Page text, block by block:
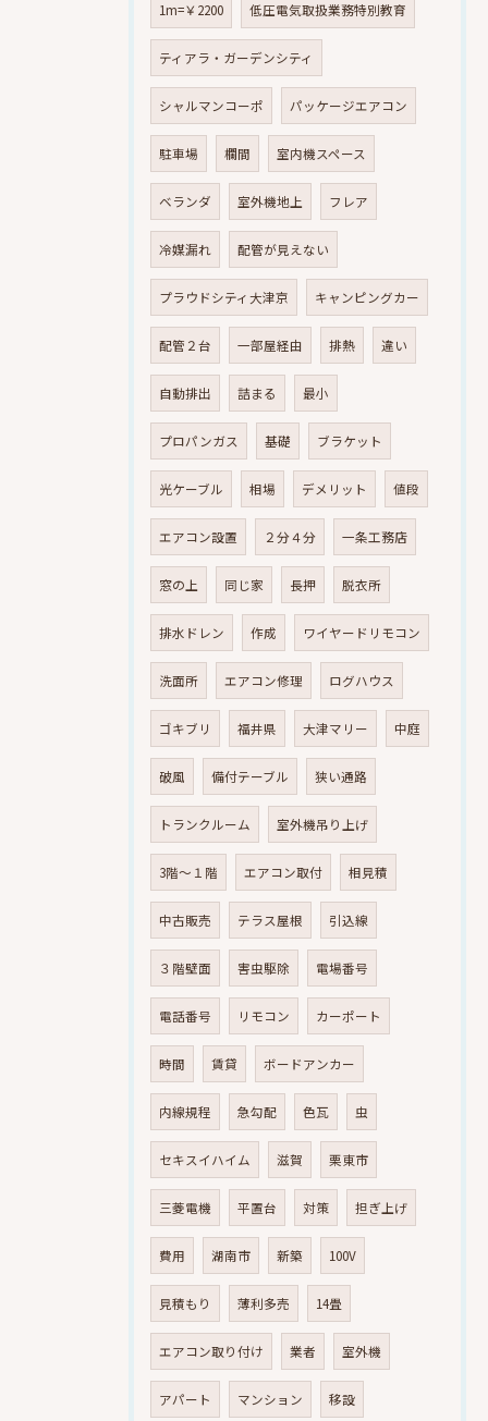
1m=￥2200 低圧電気取扱業務特別教育
ティアラ・ガーデンシティ
シャルマンコーポ パッケージエアコン
駐車場 欄間 室内機スペース
ベランダ 室外機地上 フレア
冷媒漏れ 配管が見えない
プラウドシティ大津京 キャンピングカー
配管２台 一部屋経由 排熱 違い
自動排出 詰まる 最小
プロパンガス 基礎 ブラケット
光ケーブル 相場 デメリット 値段
エアコン設置 ２分４分 一条工務店
窓の上 同じ家 長押 脱衣所
排水ドレン 作成 ワイヤードリモコン
洗面所 エアコン修理 ログハウス
ゴキブリ 福井県 大津マリー 中庭
破風 備付テーブル 狭い通路
トランクルーム 室外機吊り上げ
3階～１階 エアコン取付 相見積
中古販売 テラス屋根 引込線
３階壁面 害虫駆除 電場番号
電話番号 リモコン カーポート
時間 賃貸 ボードアンカー
内線規程 急勾配 色瓦 虫
セキスイハイム 滋賀 栗東市
三菱電機 平置台 対策 担ぎ上げ
費用 湖南市 新築 100V
見積もり 薄利多売 14畳
エアコン取り付け 業者 室外機
アパート マンション 移設